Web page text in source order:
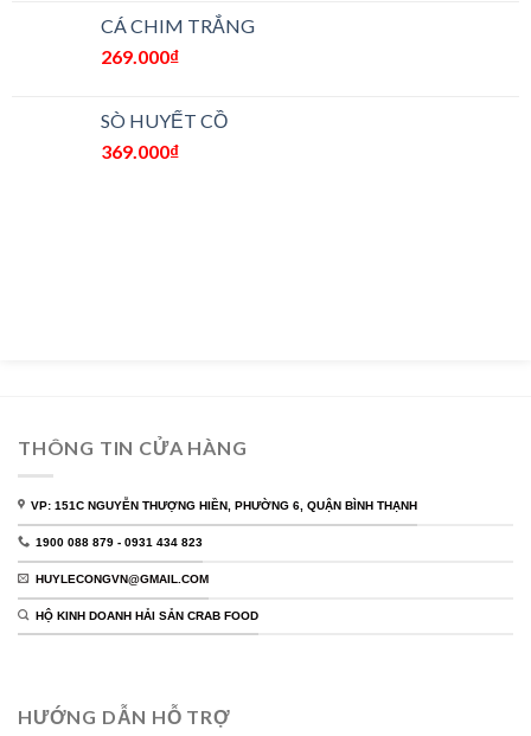
CÁ CHIM TRẮNG
269.000₫
SÒ HUYẾT CỒ
369.000₫
THÔNG TIN CỬA HÀNG
VP: 151C NGUYỄN THƯỢNG HIỀN, PHƯỜNG 6, QUẬN BÌNH THẠNH
1900 088 879 - 0931 434 823
HUYLECONGVN@GMAIL.COM
HỘ KINH DOANH HẢI SẢN CRAB FOOD
HƯỚNG DẪN HỖ TRỢ